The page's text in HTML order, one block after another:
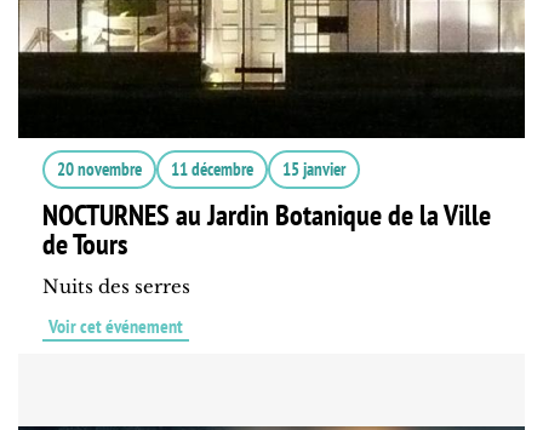
20 novembre 11 décembre 15 janvier
NOCTURNES au Jardin Botanique de la Ville
de Tours
Nuits des serres
Voir cet événement